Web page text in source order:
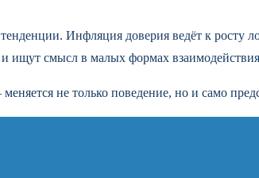
Инфляция доверия ведёт к
ищут смысл в малых формах
не только поведение, но и само